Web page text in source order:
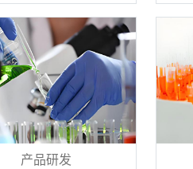
产品研发